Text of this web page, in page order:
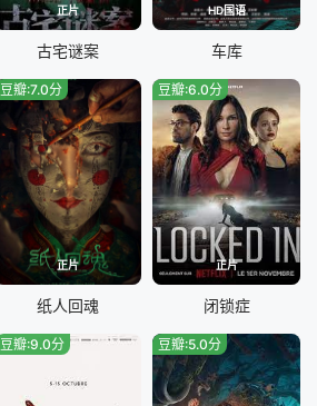
正片
古宅谜案
HD国语
车库
正片
豆瓣:7.0分
纸人回魂
正片
豆瓣:6.0分
闭锁症
豆瓣:9.0分 豆瓣:5.0分